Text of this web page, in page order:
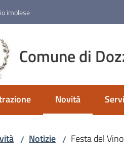
imolese
Comune di
Novità
Menu selezionato
/ Notizie / Festa del